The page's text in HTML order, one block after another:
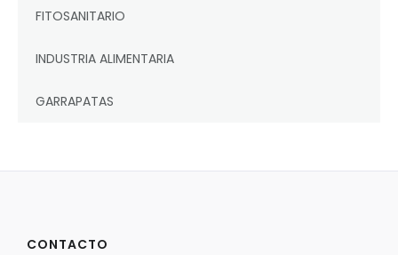
FITOSANITARIO
INDUSTRIA ALIMENTARIA
GARRAPATAS
CONTACTO